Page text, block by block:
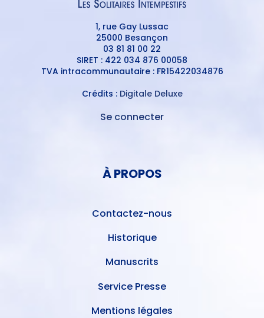
1, rue Gay Lussac
25000 Besançon
03 81 81 00 22
SIRET : 422 034 876 00058
TVA intracommunautaire : FR15422034876
Crédits : Digitale Deluxe
Se connecter
À PROPOS
Contactez-nous
Historique
Manuscrits
Service Presse
Mentions légales